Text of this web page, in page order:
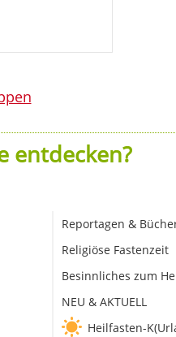
entdecken?
Reportagen &
Religiöse Fastenzeit
Besinnliches zum
NEU & AKTUELL
Heilfasten-